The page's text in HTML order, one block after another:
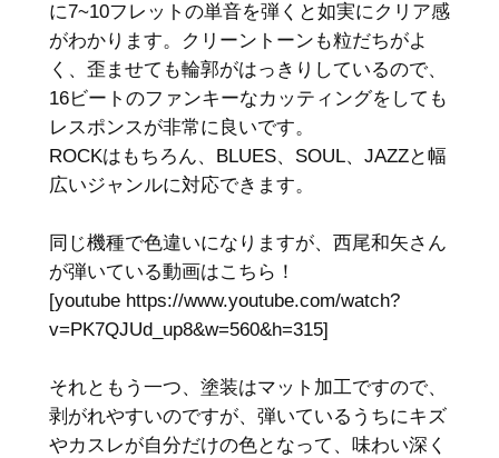
に7~10フレットの単音を弾くと如実にクリア感
がわかります。クリーントーンも粒だちがよ
く、歪ませても輪郭がはっきりしているので、
16ビートのファンキーなカッティングをしても
レスポンスが非常に良いです。
ROCKはもちろん、BLUES、SOUL、JAZZと幅
広いジャンルに対応できます。
同じ機種で色違いになりますが、西尾和矢さん
が弾いている動画はこちら！
[youtube https://www.youtube.com/watch?
v=PK7QJUd_up8&w=560&h=315]
それともう一つ、塗装はマット加工ですので、
剥がれやすいのですが、弾いているうちにキズ
やカスレが自分だけの色となって、味わい深く